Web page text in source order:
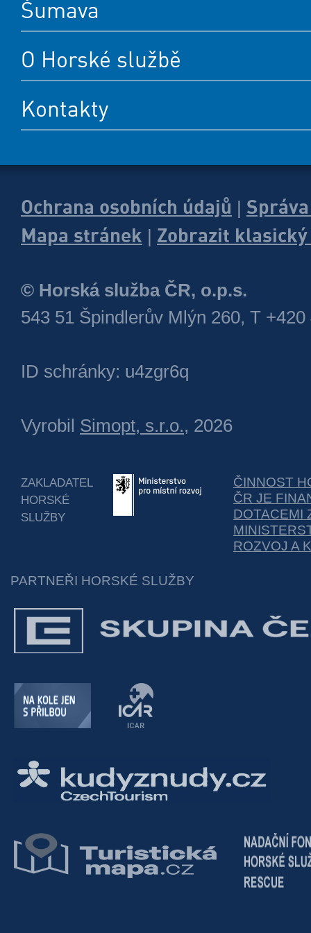
Šumava
O Horské službě
Kontakty
Ochrana osobních údajů
Mapa stránek
Zobrazit
© Horská služba ČR, o.p.s.
543 51 Špindlerův Mlýn 260, T +420
ID schránky: u4zgr6q
Vyrobil Simopt, s.r.o., 2026
ZAKLADATEL
HORSKÉ
SLUŽBY
ČINNOST
ČR JE
DOTACEMI
ROZVOJ A
PARTNEŘI HORSKÉ SLUŽBY